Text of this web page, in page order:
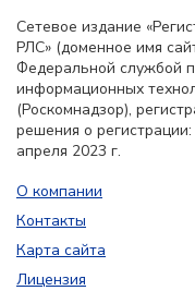
Сетевое издание
РЛС» (доменное имя
Федеральной службой
информационных
(Роскомнадзор),
решения о
апреля 2023 г.
О компании
Контакты
Карта сайта
Лицензия